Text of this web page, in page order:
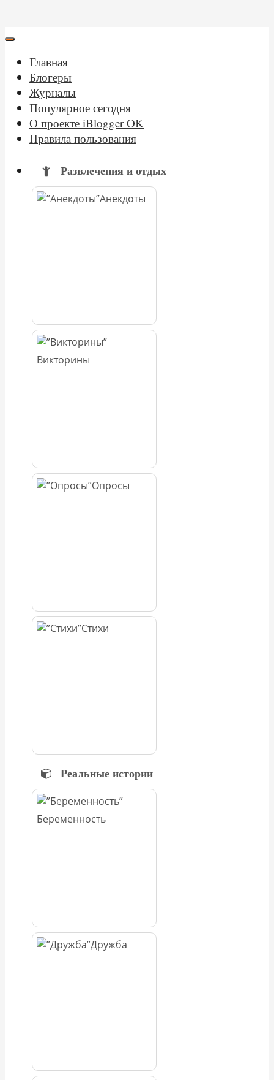
Главная
Блогеры
Журналы
Популярное сегодня
О проекте iBlogger OK
Правила пользования
Развлечения и отдых
Анекдоты
Викторины
Опросы
Стихи
Реальные истории
Беременность
Дружба